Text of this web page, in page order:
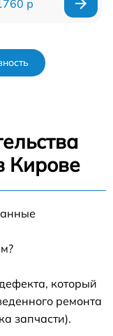
р
Кирове
который
ремонта
запчасти).